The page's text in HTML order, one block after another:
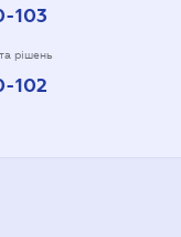
103
рішень
102